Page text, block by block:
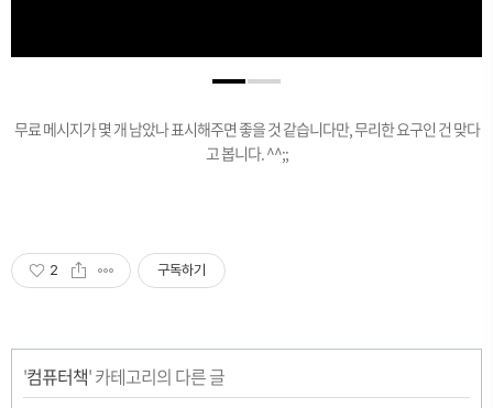
무료 메시지가 몇 개 남았나 표시해주면 좋을 것 같습니다만, 무리한 요구인 건 맞다
고 봅니다. ^^;;
2 구독하기
'컴퓨터책' 카테고리의 다른 글